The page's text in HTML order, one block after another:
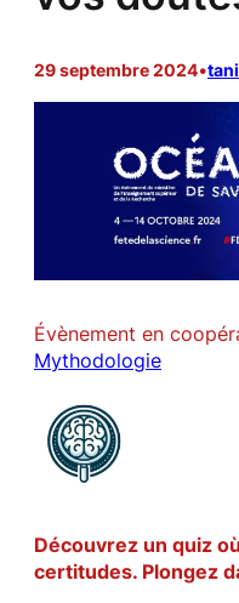
29 septembre 2024•
Évènement en
Mythodologie
Découvrez un quiz
certitudes. Plongez